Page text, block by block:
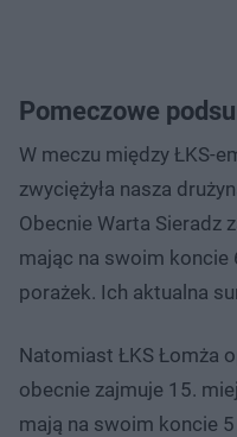
Pomeczowe
W meczu między ŁKS-
zwyciężyła nasza
Obecnie Warta Sieradz
mając na swoim koncie
porażek. Ich aktualna
Natomiast ŁKS Łomża
obecnie zajmuje 15.
mają na swoim koncie